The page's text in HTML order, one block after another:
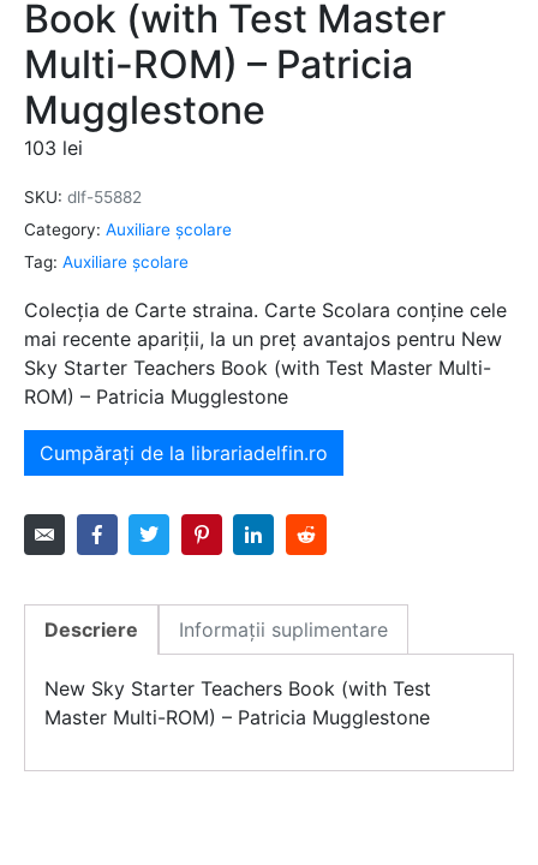
Book (with Test Master
Multi-ROM) – Patricia
Mugglestone
103 lei
SKU: dlf-55882
Category: Auxiliare şcolare
Tag: Auxiliare şcolare
Colecția de Carte straina. Carte Scolara conține cele
mai recente apariții, la un preț avantajos pentru New
Sky Starter Teachers Book (with Test Master Multi-
ROM) – Patricia Mugglestone
Cumpărați de la librariadelfin.ro
Descriere Informații suplimentare
New Sky Starter Teachers Book (with Test
Master Multi-ROM) – Patricia Mugglestone